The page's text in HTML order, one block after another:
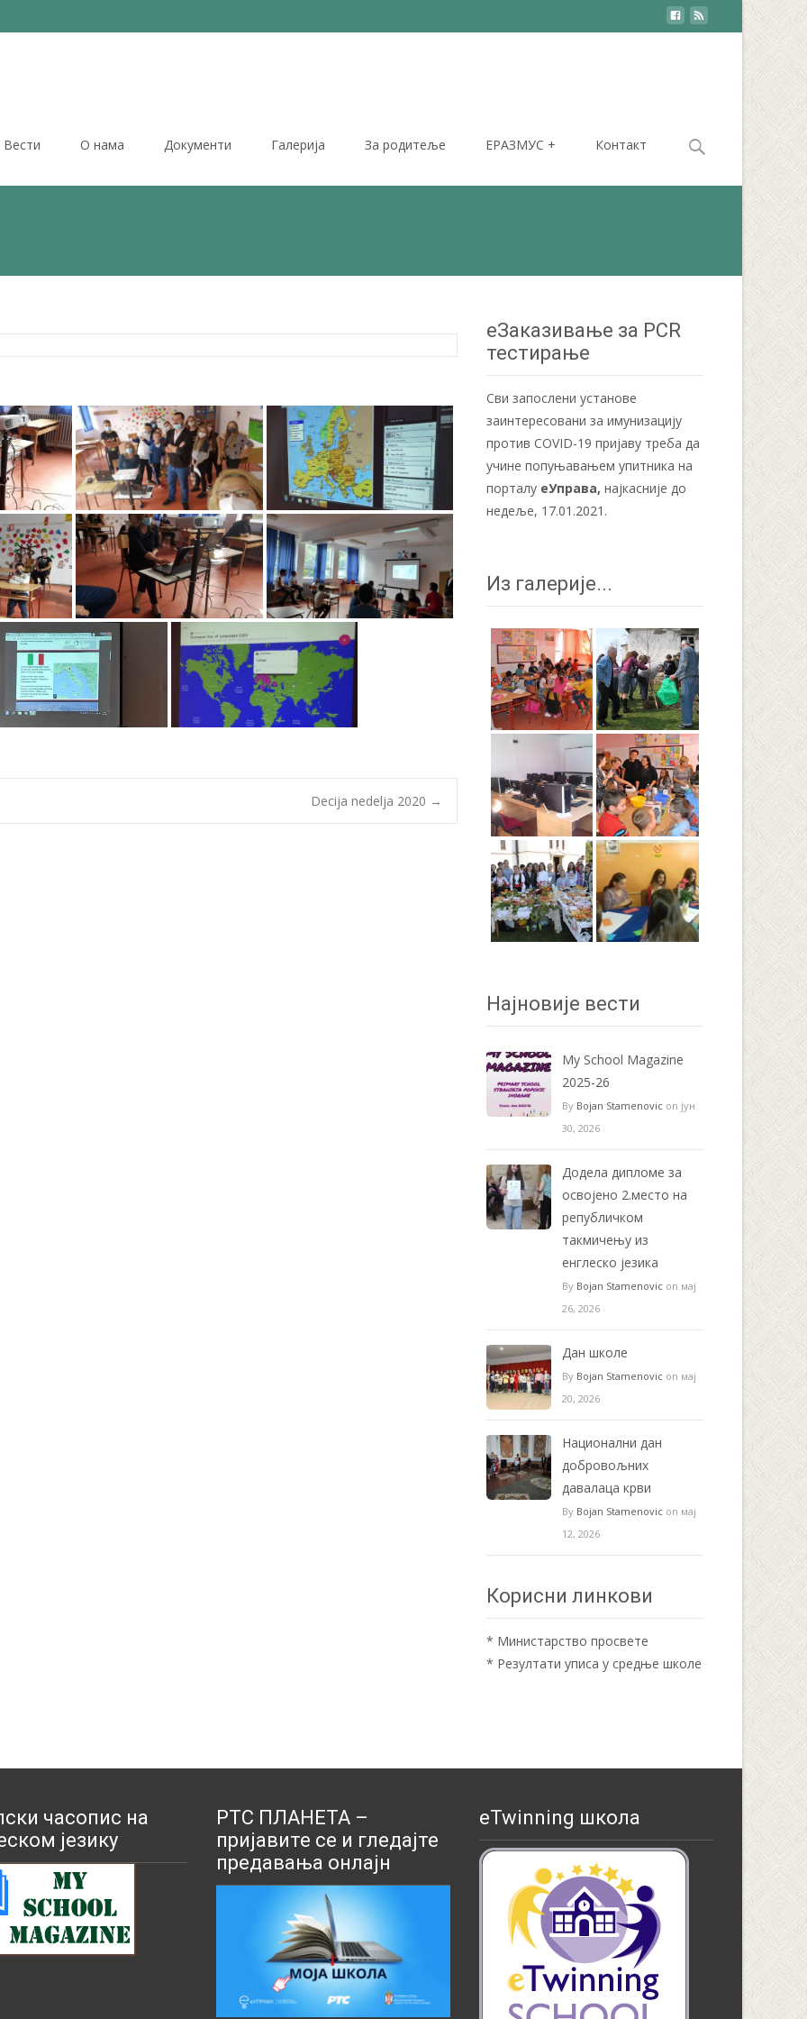
Вести О нама Документи Галерија За родитеље ЕРАЗМУС + Контакт
Search
Decija nedelja 2020 →
еЗаказивање за PCR
тестирање
Сви запослени установе
заинтересовани за имунизацију
против COVID-19 пријаву треба да
учине попуњавањем упитника на
порталу еУправа, најкасније до
недеље, 17.01.2021.
Из галерије...
Најновије вести
My School Magazine
2025-26
By Bojan Stamenovic on јун
30, 2026
Додела дипломе за
освојено 2.место на
републичком
такмичењу из
енглеско језика
By Bojan Stamenovic on мај
26, 2026
Дан школе
By Bojan Stamenovic on мај
20, 2026
Национални дан
добровољних
давалаца крви
By Bojan Stamenovic on мај
12, 2026
Корисни линкови
* Министарство просвете
* Резултати уписа у средње школе
часопис на
језику
РТС ПЛАНЕТА –
пријавите се и гледајте
предавања онлајн
eTwinning школа